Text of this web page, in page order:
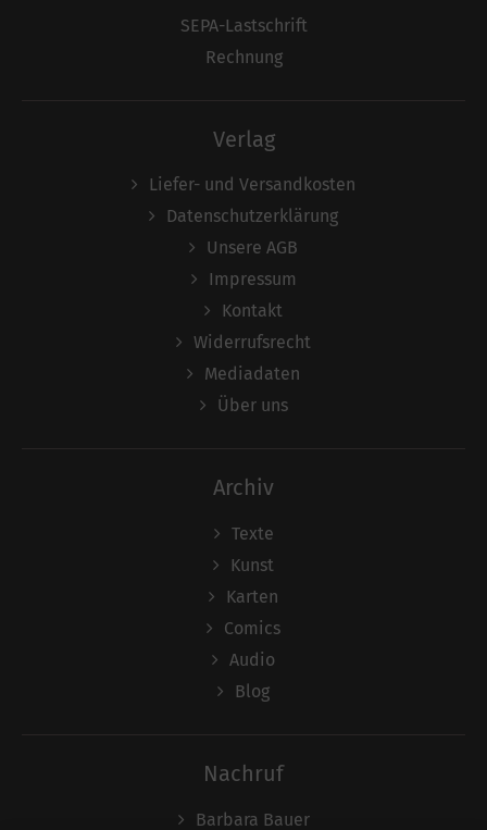
SEPA-Lastschrift
Rechnung
Verlag
Liefer- und Versandkosten
Datenschutzerklärung
Unsere AGB
Impressum
Kontakt
Widerrufsrecht
Mediadaten
Über uns
Archiv
Texte
Kunst
Karten
Comics
Audio
Blog
Nachruf
Barbara Bauer